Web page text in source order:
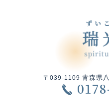
〒039-1109 青森県